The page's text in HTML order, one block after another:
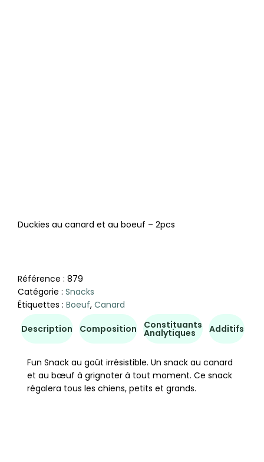
Duckies au canard et au boeuf – 2pcs
Référence : 879
Catégorie : Snacks
Étiquettes : Boeuf, Canard
Description Composition Constituants
Analytiques Additifs
Fun Snack au goût irrésistible. Un snack au canard
et au bœuf à grignoter à tout moment. Ce snack
régalera tous les chiens, petits et grands.